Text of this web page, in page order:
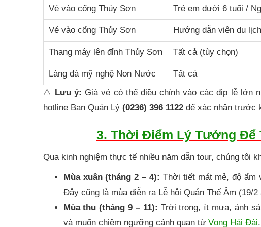
Vé vào cổng Thủy Sơn Trẻ em dưới 6 tuổi /
Vé vào cổng Thủy Sơn Hướng dẫn viên du
Thang máy lên đỉnh Thủy Sơn Tất cả (tùy chọn)
Làng đá mỹ nghệ Non Nước Tất cả
⚠️ Lưu ý: Giá vé có thể điều chỉnh vào các dịp lễ lớn
hotline Ban Quản Lý (0236) 396 1122để xác nhận trước
3. Thời Điểm Lý Tưởng Để
Qua kinh nghiệm thực tế nhiều năm dẫn tour, chúng tôi
Mùa xuân (tháng 2 – 4): Thời tiết mát mẻ, độ ẩm
Đây cũng là mùa diễn ra Lễ hội Quán Thế Âm (19/
Mùa thu (tháng 9 – 11): Trời trong, ít mưa, ánh
và muốn chiêm ngưỡng cảnh quan từ Vọng Hải Đài.